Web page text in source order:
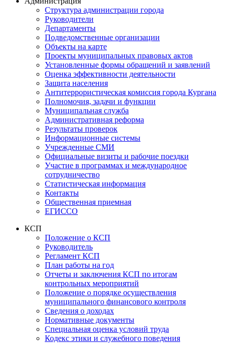
Структура администрации города
Руководители
Департаменты
Подведомственные организации
Объекты на карте
Проекты муниципальных правовых актов
Установленные формы обращений и заявлений
Оценка эффективности деятельности
Защита населения
Антитеррористическая комиссия города Кургана
Полномочия, задачи и функции
Муниципальная служба
Административная реформа
Результаты проверок
Информационные системы
Учрежденные СМИ
Официальные визиты и рабочие поездки
Участие в программах и международное
сотрудничество
Статистическая информация
Контакты
Общественная приемная
ЕГИССО
КСП
Положение о КСП
Руководитель
Регламент КСП
План работы на год
Отчеты и заключения КСП по итогам
контрольных мероприятий
Положение о порядке осуществления
муниципального финансового контроля
Сведения о доходах
Нормативные документы
Специальная оценка условий труда
Кодекс этики и служебного поведения